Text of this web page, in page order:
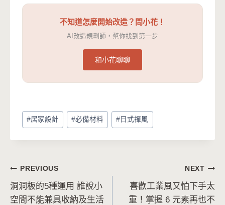
不知道怎麼開始改造？問小花！
AI改造規劃師，幫你找到第一步
和小花聊聊
Post
Tags:
#居家設計 #必備材料 # 日式禪風
文
章
PREVIOUS
洞洞板的5種運用 誰說小
空間不能兼具收納及生活
NEXT
喜歡工業風又怕下手太
重！掌握 6 元素再也不